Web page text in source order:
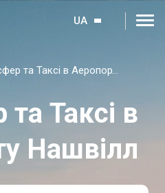
UA
Трансфер та Таксі в Аеропорту Нашвілл
Таксі в
Нашвілл